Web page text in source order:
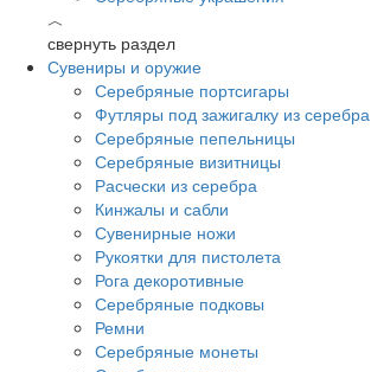
︿
свернуть раздел
Сувениры и оружие
Серебряные портсигары
Футляры под зажигалку из серебра
Серебряные пепельницы
Серебряные визитницы
Расчески из серебра
Кинжалы и сабли
Сувенирные ножи
Рукоятки для пистолета
Рога декоротивные
Серебряные подковы
Ремни
Серебряные монеты